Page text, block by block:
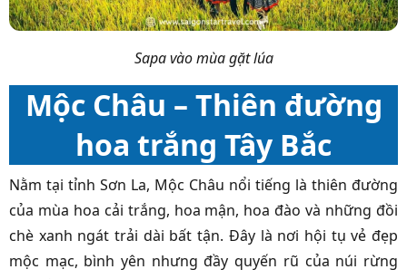
Sapa vào mùa gặt lúa
Mộc Châu – Thiên đường
hoa trắng Tây Bắc
Nằm tại tỉnh Sơn La, Mộc Châu nổi tiếng là thiên đường
của mùa hoa cải trắng, hoa mận, hoa đào và những đồi
chè xanh ngát trải dài bất tận. Đây là nơi hội tụ vẻ đẹp
mộc mạc, bình yên nhưng đầy quyến rũ của núi rừng